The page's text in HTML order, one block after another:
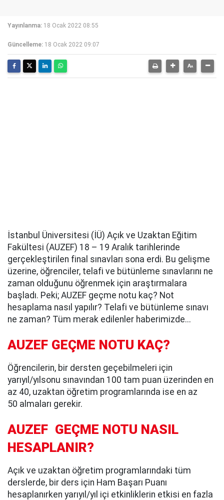
Yayınlanma: 18 Ocak 2022 08:55
Güncelleme: 18 Ocak 2022 09:07
İstanbul Üniversitesi (İÜ) Açık ve Uzaktan Eğitim
Fakültesi (AUZEF) 18 – 19 Aralık tarihlerinde
gerçekleştirilen final sınavları sona erdi. Bu gelişme
üzerine, öğrenciler, telafi ve bütünleme sınavlarını ne
zaman olduğunu öğrenmek için araştırmalara
başladı. Peki; AUZEF geçme notu kaç? Not
hesaplama nasıl yapılır? Telafi ve bütünleme sınavı
ne zaman? Tüm merak edilenler haberimizde...
AUZEF GEÇME NOTU KAÇ?
Öğrencilerin, bir dersten geçebilmeleri için
yarıyıl/yılsonu sınavından 100 tam puan üzerinden en
az 40, uzaktan öğretim programlarında ise en az
50 almaları gerekir.
AUZEF GEÇME NOTU NASIL
HESAPLANIR?
Açık ve uzaktan öğretim programlarındaki tüm
derslerde, bir ders için Ham Başarı Puanı
hesaplanırken yarıyıl/yıl içi etkinliklerin etkisi en fazla